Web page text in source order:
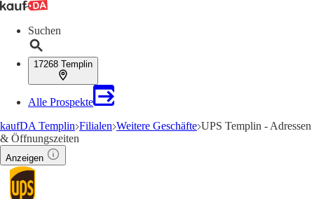
Suchen
17268 Templin
Alle Prospekte
kaufDA Templin Filialen Weitere Geschäfte UPS Templin - Adressen
& Öffnungszeiten
Anzeigen